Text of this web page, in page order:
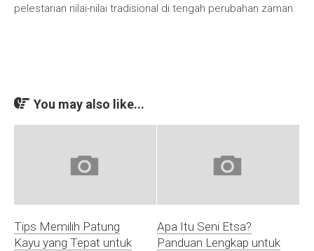
pelestarian nilai-nilai tradisional di tengah perubahan zaman.
You may also like...
Tips Memilih Patung
Kayu yang Tepat untuk
Apa Itu Seni Etsa?
Panduan Lengkap untuk